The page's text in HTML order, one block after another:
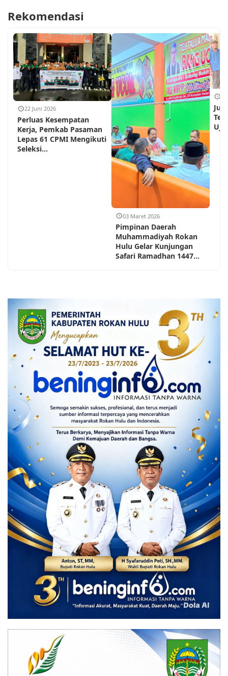
Rekomendasi
22 Juni 2026
Perluas Kesempatan
Kerja, Pemkab Pasaman
Lepas 61 CPMI Mengikuti
Seleksi...
03 Maret 2026
Pimpinan Daerah
Muhammadiyah Rokan
Hulu Gelar Kunjungan
Safari Ramadhan 1447...